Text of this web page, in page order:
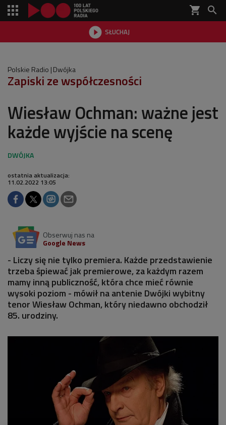
shopping_cart 
 SŁUCHAJ

Polskie Radio Dwójka
Zapiski ze współczesności
Wiesław Ochman: ważne jest
każde wyjście na scenę
ostatnia aktualizacja:
11.02.2022 13:05
Obserwuj nas na
Google News
- Liczy się nie tylko premiera. Każde przedstawienie
trzeba śpiewać jak premierowe, za każdym razem
mamy inną publiczność, która chce mieć równie
wysoki poziom - mówił na antenie Dwójki wybitny
tenor Wiesław Ochman, który niedawno obchodził
85. urodziny.